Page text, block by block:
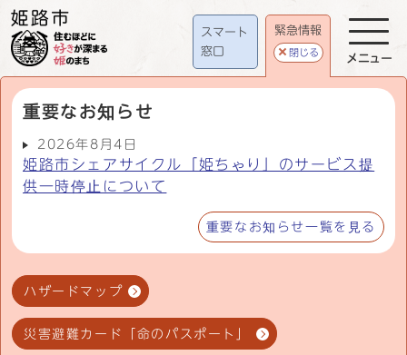
スマート
窓口
緊急情報
閉じる
重要なお知らせ
2026年8月4日
姫路市シェアサイクル「姫ちゃり」のサービス提
供一時停止について
重要なお知らせ一覧を見る
ハザードマップ
災害避難カード「命のパスポート」
メニュー